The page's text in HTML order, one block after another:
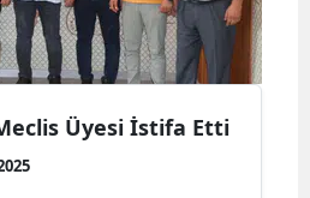
Üyesi İstifa Etti